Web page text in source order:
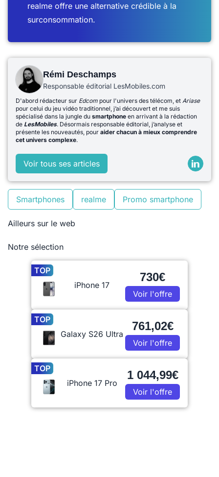
realme offre une alternative crédible à la
surconsommation.
Rémi Deschamps
Responsable éditorial LesMobiles.com
D'abord rédacteur sur Edcom pour l'univers des télécom, et Ariase
pour celui du jeu vidéo traditionnel, j’ai découvert et me suis
spécialisé dans la jungle du smartphone en arrivant à la rédaction
de LesMobiles. Désormais responsable éditorial, j’analyse et
présente les nouveautés, pour aider chacun à mieux comprendre
cet univers complexe.
Voir tous ses articles
Smartphones realme Promo smartphone
Ailleurs sur le web
Notre sélection
TOP
iPhone 17
730€
Voir l'offre
TOP
Galaxy S26 Ultra
761,02€
Voir l'offre
TOP
iPhone 17 Pro
1 044,99€
Voir l'offre